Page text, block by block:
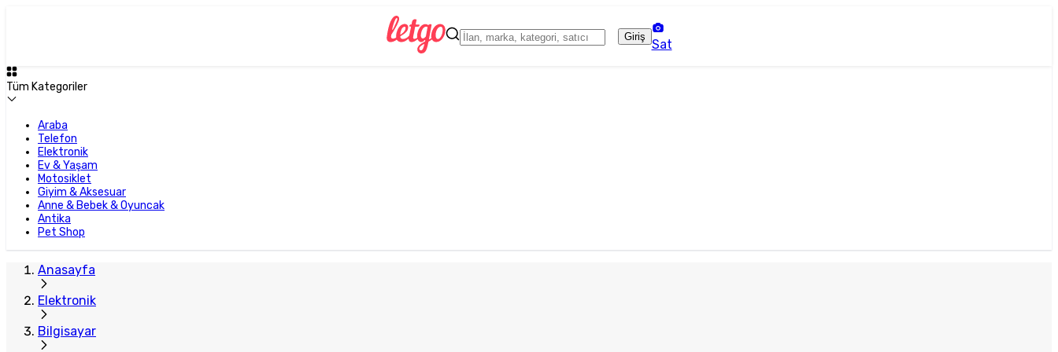
Giriş
Sat
Tüm Kategoriler
Araba
Telefon
Elektronik
Ev & Yaşam
Motosiklet
Giyim & Aksesuar
Anne & Bebek & Oyuncak
Antika
Pet Shop
Anasayfa
Elektronik
Bilgisayar